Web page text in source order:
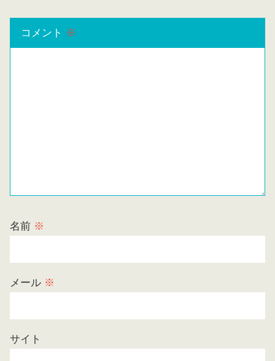
コメント ※
名前 ※
メール ※
サイト